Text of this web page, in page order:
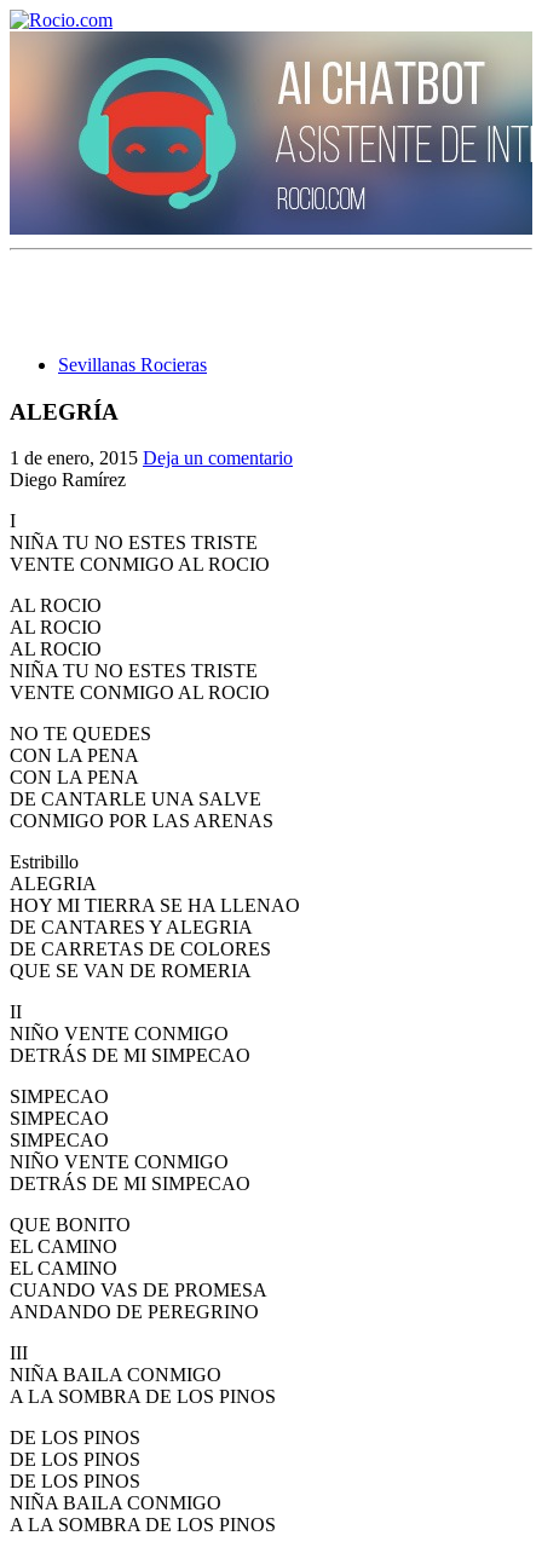
Sevillanas Rocieras
ALEGRÍA
1 de enero, 2015 Deja un comentario
Diego Ramírez
I
NIÑA TU NO ESTES TRISTE
VENTE CONMIGO AL ROCIO
AL ROCIO
AL ROCIO
AL ROCIO
NIÑA TU NO ESTES TRISTE
VENTE CONMIGO AL ROCIO
NO TE QUEDES
CON LA PENA
CON LA PENA
DE CANTARLE UNA SALVE
CONMIGO POR LAS ARENAS
Estribillo
ALEGRIA
HOY MI TIERRA SE HA LLENAO
DE CANTARES Y ALEGRIA
DE CARRETAS DE COLORES
QUE SE VAN DE ROMERIA
II
NIÑO VENTE CONMIGO
DETRÁS DE MI SIMPECAO
SIMPECAO
SIMPECAO
SIMPECAO
NIÑO VENTE CONMIGO
DETRÁS DE MI SIMPECAO
QUE BONITO
EL CAMINO
EL CAMINO
CUANDO VAS DE PROMESA
ANDANDO DE PEREGRINO
III
NIÑA BAILA CONMIGO
A LA SOMBRA DE LOS PINOS
DE LOS PINOS
DE LOS PINOS
DE LOS PINOS
NIÑA BAILA CONMIGO
A LA SOMBRA DE LOS PINOS
¿Cuántas hermandades participan en la romería?
El traslado cada siete años
¿Cuales son los actos principales que se celebran en el
Quiero hacer el camino,¿que tengo que hacer?